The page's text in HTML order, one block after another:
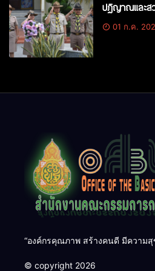
ปฏิญาณและส
สถาปนาคณะลู
01 ก.ค.
“องค์กรคุณภาพ สร้างคนดี มีความสุ
© copyright 2026